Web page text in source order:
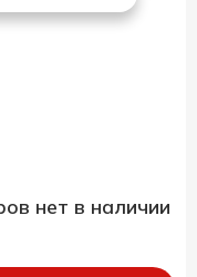
нет в наличии